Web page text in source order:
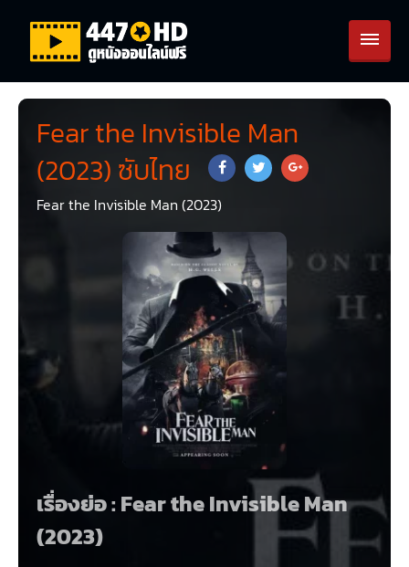
Fear the Invisible Man
(2023) ซับไทย
Fear the Invisible Man (2023)
เรื่องย่อ : Fear the Invisible Man
(2023)